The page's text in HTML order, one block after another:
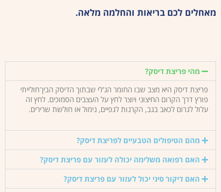
מאחלים לכם בריאות והחלמה מלאה.
מהי פריצת דיסק?
פריצת דיסק היא מצב שבו החומר הג'לי שבתוך הדיסק הבין־חולייתי
פורץ דרך הקרום החיצוני ויוצר לחץ על העצבים הסמוכים. לחץ זה
עלול לגרום לכאב בגב, הקרנות לגפיים, נימול או חולשת שרירים.
מהם הטיפולים הטבעיים לפריצת דיסק?
האם רפואה משלימה יכולה לעזור עם פריצת דיסק?
האם דיקור סיני יכול לעזור עם פריצת דיסק?